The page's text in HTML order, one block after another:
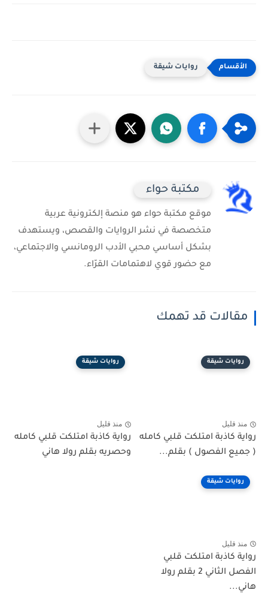
روايات شيقة
مكتبة حواء
موقع مكتبة حواء هو منصة إلكترونية عربية
متخصصة في نشر الروايات والقصص، ويستهدف
بشكل أساسي محبي الأدب الرومانسي والاجتماعي،
مع حضور قوي لاهتمامات القرّاء.
مقالات قد تهمك
روايات شيقة
منذ قليل
رواية كاذبة امتلكت قلبي كامله
( جميع الفصول ) بقلم...
روايات شيقة
منذ قليل
رواية كاذبة امتلكت قلبي كامله
وحصريه بقلم رولا هاني
روايات شيقة
منذ قليل
رواية كاذبة امتلكت قلبي
الفصل الثاني 2 بقلم رولا
هاني...